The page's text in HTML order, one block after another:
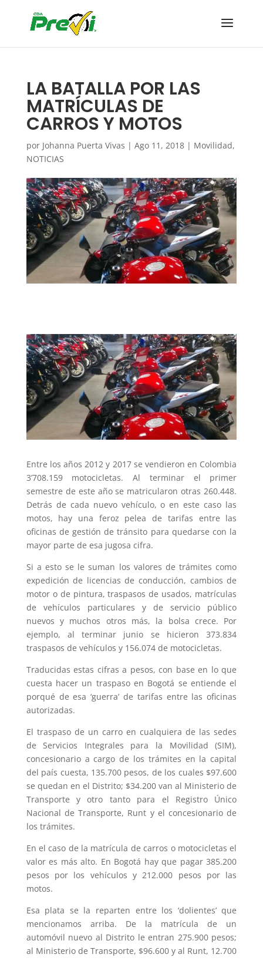
LA BATALLA POR LAS
MATRÍCULAS DE
CARROS Y MOTOS
por Johanna Puerta Vivas | Ago 11, 2018| Movilidad,
NOTICIAS
Entre los años 2012 y 2017 se vendieron en Colombia
3’708.159 motocicletas. Al terminar el primer
semestre de este año se matricularon otras 260.448.
Detrás de cada nuevo vehículo, o en este caso las
motos, hay una feroz pelea de tarifas entre las
oficinas de gestión de tránsito para quedarse con la
mayor parte de esa jugosa cifra.
Si a esto se le suman los valores de trámites como
expedición de licencias de conducción, cambios de
motor o de pintura, traspasos de usados, matrículas
de vehículos particulares y de servicio público
nuevos y muchos otros más, la bolsa crece. Por
ejemplo, al terminar junio se hicieron 373.834
traspasos de vehículos y 156.074 de motocicletas.
Traducidas estas cifras a pesos, con base en lo que
cuesta hacer un traspaso en Bogotá se entiende el
porqué de esa ‘guerra’ de tarifas entre las oficinas
autorizadas.
El traspaso de un carro en cualquiera de las sedes
de Servicios Integrales para la Movilidad (SIM),
concesionario a cargo de los trámites en la capital
del país cuesta, 135.700 pesos, de los cuales $97.600
se quedan en el Distrito; $34.200 van al Ministerio de
Transporte y otro tanto para el Registro Único
Nacional de Transporte, Runt y el concesionario de
los trámites.
En el caso de la matrícula de carros o motocicletas el
valor es más alto. En Bogotá hay que pagar 385.200
pesos por los vehículos y 212.000 pesos por las
motos.
Esa plata se la reparten entre los ‘dolientes’ que
mencionamos arriba. De la matrícula de un
automóvil nuevo al Distrito le entran 275.900 pesos;
al Ministerio de Transporte, $96.600 y al Runt, 12.700